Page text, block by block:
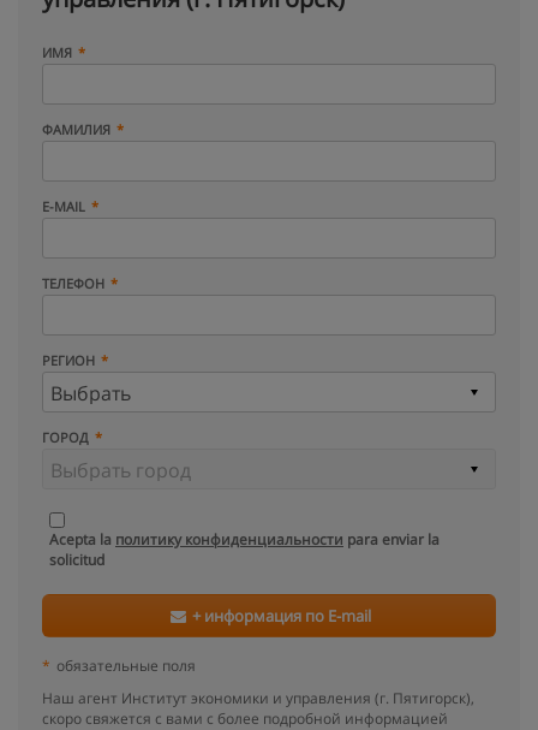
ИМЯ
ФАМИЛИЯ
E-MAIL
ТЕЛЕФОН
РЕГИОН
ГОРОД
Acepta la политику конфиденциальности para enviar la
solicitud
+ информация по E-mail
* обязательные поля
Наш агент Институт экономики и управления (г. Пятигорск),
скоро свяжется с вами с более подробной информацией